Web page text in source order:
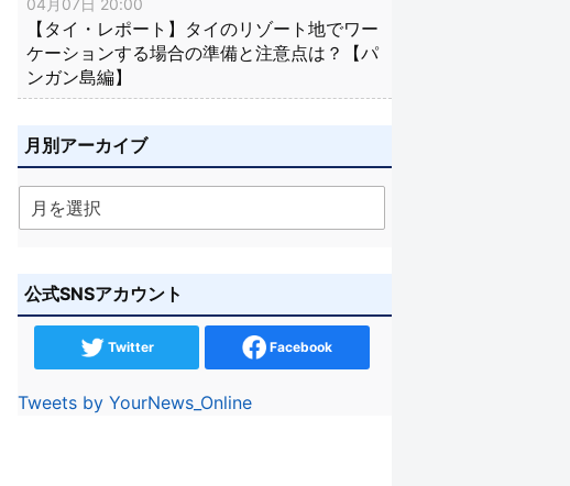
04月07日 20:00
【タイ・レポート】タイのリゾート地でワー
ケーションする場合の準備と注意点は？【パ
ンガン島編】
月別アーカイブ
公式SNSアカウント
Twitter Facebook
Tweets by YourNews_Online